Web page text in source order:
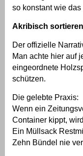
so konstant wie
Akribisch
Der offizielle
Man achte hier auf
eingeordnete
schützen.
Die gelebte Praxis:
Wenn ein
Container kippt,
Ein Müllsack
Zehn Bündel nie